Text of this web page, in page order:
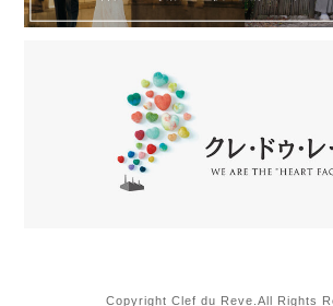
Copyright Clef du Reve.All Rights